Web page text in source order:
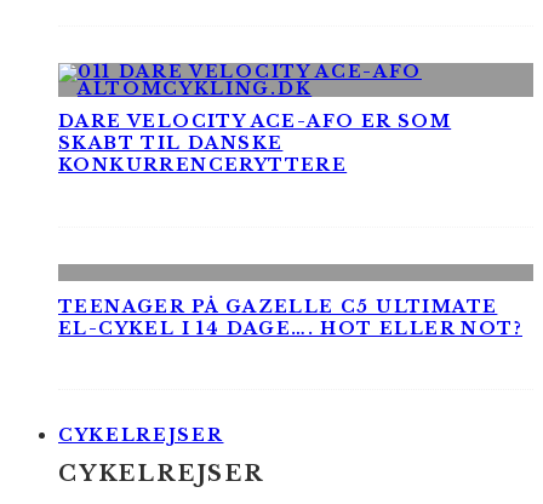
DARE VELOCITY ACE-AFO ER SOM
SKABT TIL DANSKE
KONKURRENCERYTTERE
TEENAGER PÅ GAZELLE C5 ULTIMATE
EL-CYKEL I 14 DAGE…. HOT ELLER NOT?
CYKELREJSER
CYKELREJSER